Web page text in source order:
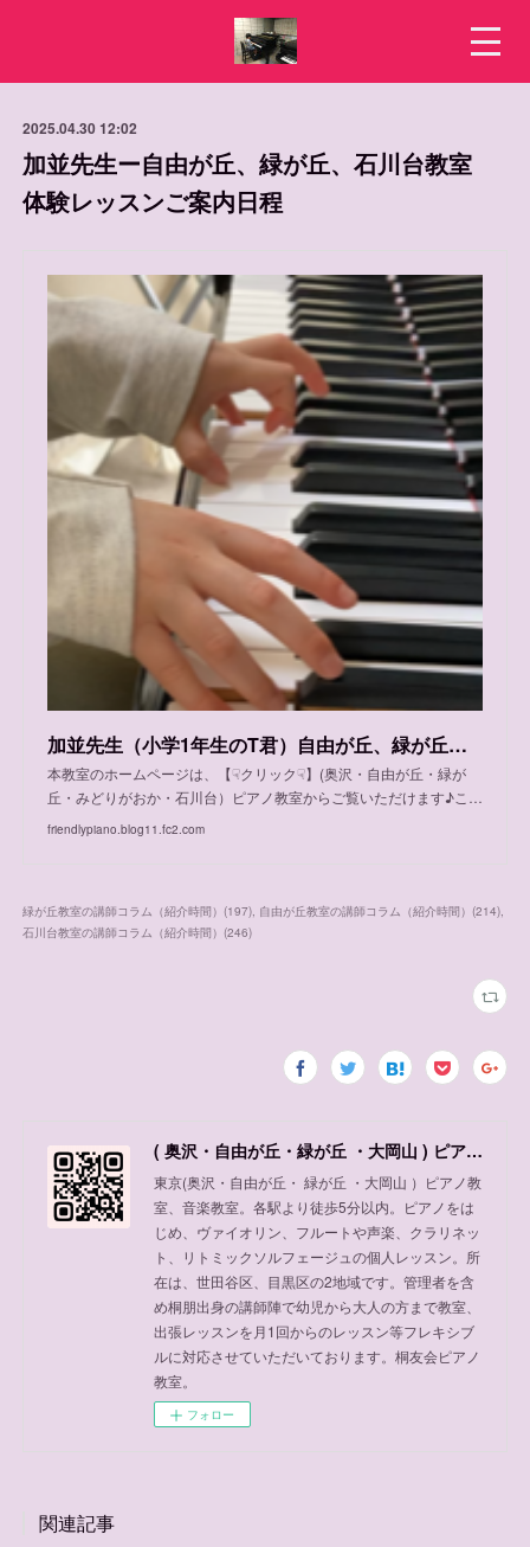
2025.04.30 12:02
加並先生ー自由が丘、緑が丘、石川台教室
体験レッスンご案内日程
加並先生（小学1年生のT君）自由が丘、緑が丘、石川台教室 体験レッスンご案内日程
本教室のホームページは、【☟クリック☟】(奥沢・自由が丘・緑が
丘・みどりがおか・石川台）ピアノ教室からご覧いただけます♪こ…
friendlypiano.blog11.fc2.com
緑が丘教室の講師コラム（紹介時間） (197) 自由が丘教室の講師コラム（紹介時間） (214)
石川台教室の講師コラム（紹介時間） (246)
( 奥沢・自由が丘・緑が丘 ・大岡山 ) ピアノ教室、音楽教室
東京(奥沢・自由が丘・ 緑が丘 ・大岡山 ）ピアノ教
室、音楽教室。各駅より徒歩5分以内。ピアノをは
じめ、ヴァイオリン、フルートや声楽、クラリネッ
ト、リトミックソルフェージュの個人レッスン。所
在は、世田谷区、目黒区の2地域です。管理者を含
め桐朋出身の講師陣で幼児から大人の方まで教室、
出張レッスンを月1回からのレッスン等フレキシブ
ルに対応させていただいております。桐友会ピアノ
教室。
フォロー
関連記事